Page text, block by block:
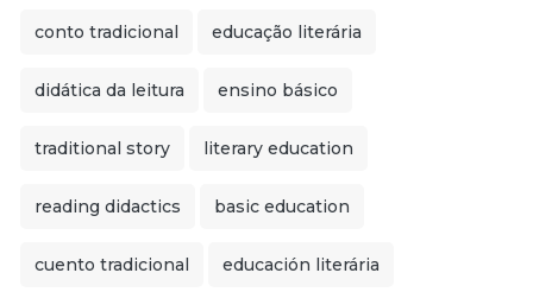
conto tradicional educação literária
didática da leitura ensino básico
traditional story literary education
reading didactics basic education
cuento tradicional educación literária